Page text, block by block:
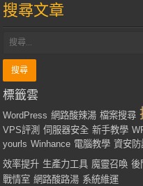
搜尋文章
標籤雲
WordPress 網路酸辣湯 檔案搜尋
VPS評測 伺服器安全 新手教學
yourls Winhance 電腦教學 資安防
效率提升 生產力工具 魔靈召喚 後
戰情室 網路酸路湯 系統維運